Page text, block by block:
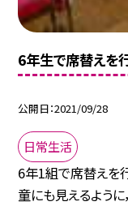
6年生で席替えを
公開日 2021/09/28
日常生活
6年1組で席替えを
童にも見えるように